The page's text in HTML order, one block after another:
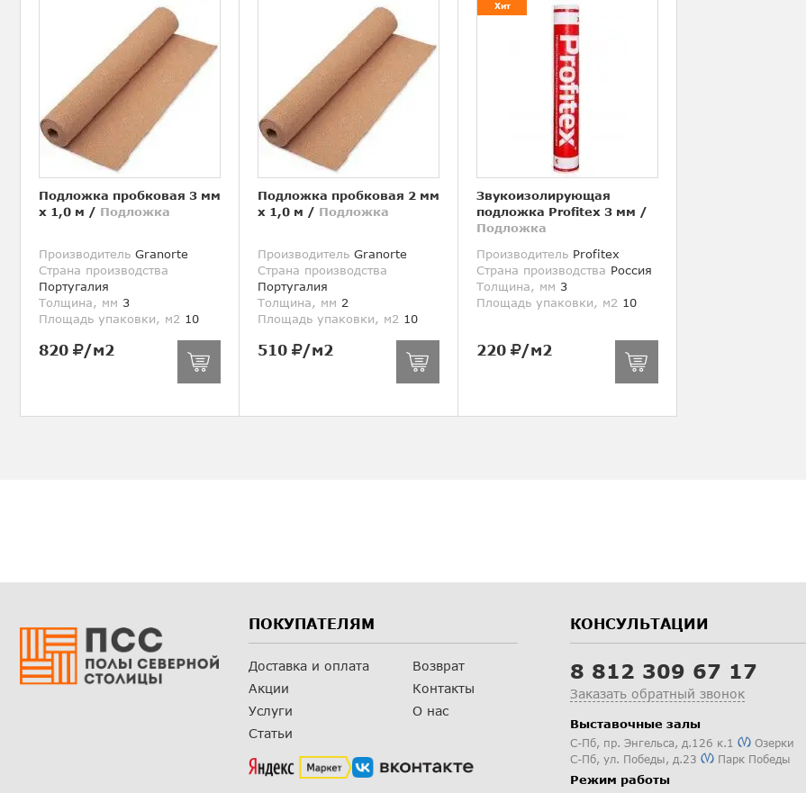
Подложка пробковая 3 мм
х 1,0 м / Подложка
Производитель Granorte
Страна производства
Португалия
Толщина, мм 3
Площадь упаковки, м2 10
820 /м2
Подложка пробковая 2 мм
х 1,0 м / Подложка
Производитель Granorte
Страна производства
Португалия
Толщина, мм 2
Площадь упаковки, м2 10
510 /м2
Хит
Звукоизолирующая
подложка Profitex 3 мм /
Подложка
Производитель Profitex
Страна производства Россия
Толщина, мм 3
Площадь упаковки, м2 10
220 /м2
ПОКУПАТЕЛЯМ
Доставка и оплата
Акции
Услуги
Статьи
Возврат
Контакты
О нас
КОНСУЛЬТАЦИИ
8 812 309 67 17
Заказать обратный звонок
Выставочные залы
С-Пб, пр. Энгельса, д.126 к.1
Озерки
С-Пб, ул. Победы, д.23 Парк Победы
Режим работы